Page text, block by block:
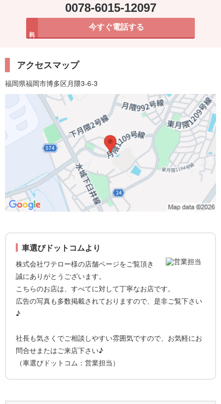
0078-6015-12097
今すぐ電話する
アクセスマップ
福岡県福岡市博多区月隈3-6-3
車選びドットコムより
株式会社ワテロー様の店舗ページをご覧頂き
誠にありがとうございます。
こちらのお店は、すべてに対して丁寧なお店です。
広告の写真も多数掲載されておりますので、是非ご覧下さい
♪
社長も気さくでご相談しやすい雰囲気ですので、お気軽にお
問合せまたはご来店下さい♪
（車選びドットコム：営業担当）